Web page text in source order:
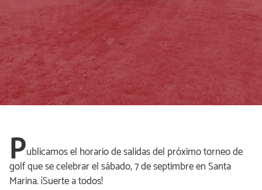
Publicamos el horario de salidas del próximo torneo de
golf que se celebrar el sábado, 7 de septimbre en Santa
Marina. ¡Suerte a todos!